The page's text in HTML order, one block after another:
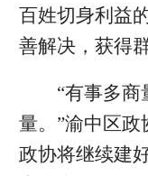
百姓切身利益
善解决，获得
“有事多
量。”渝中区
政协将继续建